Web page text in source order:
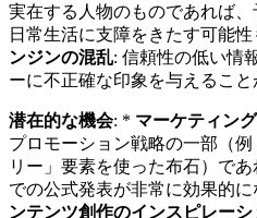
実在する人物のものであれば
日常生活に支障をきたす可能
ンジンの混乱: 信頼性の低い情
ーに不正確な印象を与えること
潜在的な機会: * マーケティン
プロモーション戦略の一部（
リー」要素を使った布石）で
での公式発表が非常に効果的
ンテンツ創作のインスピレーシ